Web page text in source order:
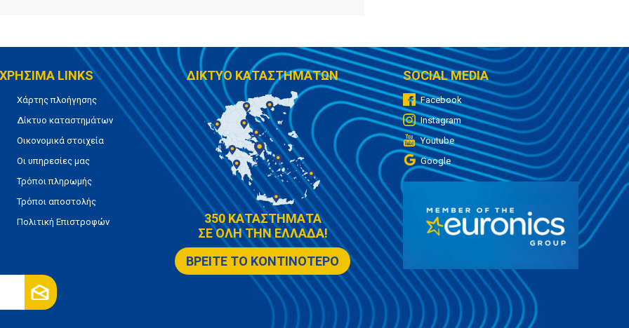
ΧΡΗΣΙΜΑ LINKS
Χάρτης πλοήγησης
Δίκτυο καταστημάτων
Οικονομικά στοιχεία
Οι υπηρεσίες μας
Τρόποι πληρωμής
Τρόποι αποστολής
Πολιτική Επιστροφών
ΔΙΚΤΥΟ ΚΑΤΑΣΤΗΜΑΤΩΝ
350 ΚΑΤΑΣΤΗΜΑΤΑ
ΣΕ ΟΛΗ ΤΗΝ ΕΛΛΑΔΑ!
ΒΡΕΙΤΕ ΤΟ ΚΟΝΤΙΝΟΤΕΡΟ
SOCIAL MEDIA
Facebook
Instagram
Youtube
Google